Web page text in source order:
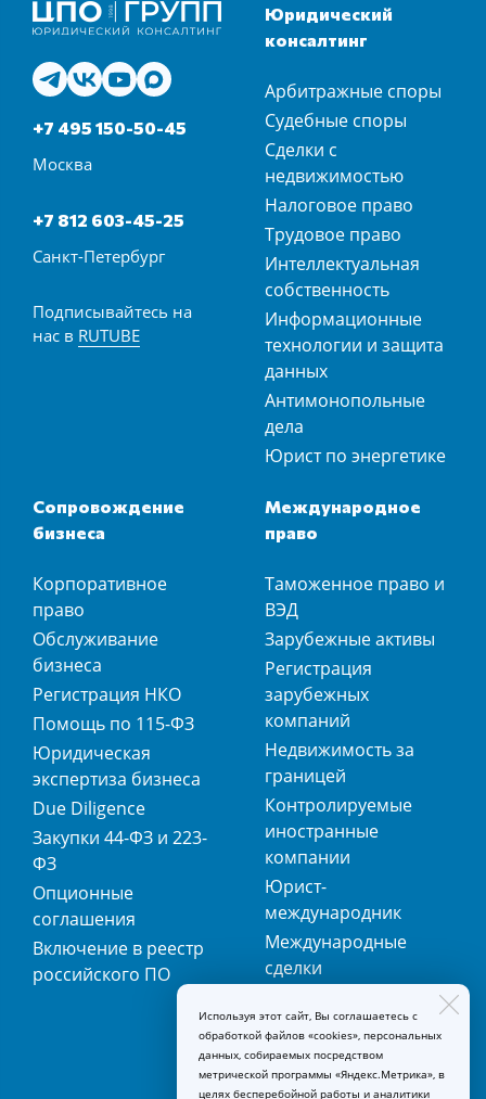
+7 495 150-50-45
Москва
+7 812 603-45-25
Санкт-Петербург
Подписывайтесь на
нас в RUTUBE
Юридический
консалтинг
Арбитражные споры
Судебные споры
Сделки с
недвижимостью
Налоговое право
Трудовое право
Интеллектуальная
собственность
Информационные
технологии и защита
данных
Антимонопольные
дела
Юрист по энергетике
Сопровождение
бизнеса
Корпоративное
право
Обслуживание
бизнеса
Регистрация НКО
Помощь по 115-ФЗ
Юридическая
экспертиза бизнеса
Due Diligence
Закупки 44-ФЗ и 223-
ФЗ
Опционные
соглашения
Включение в реестр
российского ПО
Международное
право
Таможенное право и
ВЭД
Зарубежные активы
Регистрация
зарубежных
компаний
Недвижимость за
границей
Контролируемые
иностранные
компании
Юрист-
международник
Международные
сделки
регистрация
товарных знаков
Используя этот сайт, Вы соглашаетесь с
обработкой файлов «cookies», персональных
данных, собираемых посредством
метрической программы «Яндекс.Метрика», в
целях бесперебойной работы и аналитики